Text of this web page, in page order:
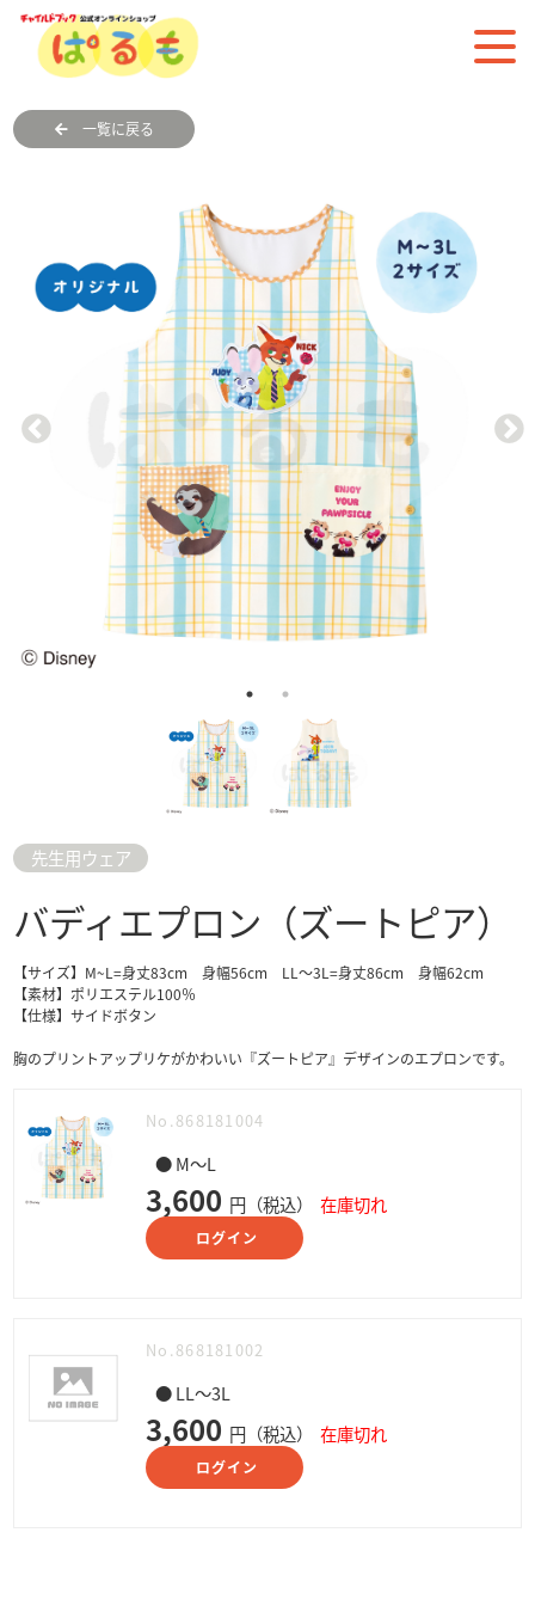
一覧に戻る
先生用ウェア
バディエプロン（ズートピア）
【サイズ】M~L=身丈83cm 身幅56cm LL～3L=身丈86cm 身幅62cm
【素材】ポリエステル100％
【仕様】サイドボタン
胸のプリントアップリケがかわいい『ズートピア』デザインのエプロンです。
No.868181004
● M～L
3,600 円（税込） 在庫切れ
ログイン
No.868181002
● LL～3L
3,600 円（税込） 在庫切れ
ログイン